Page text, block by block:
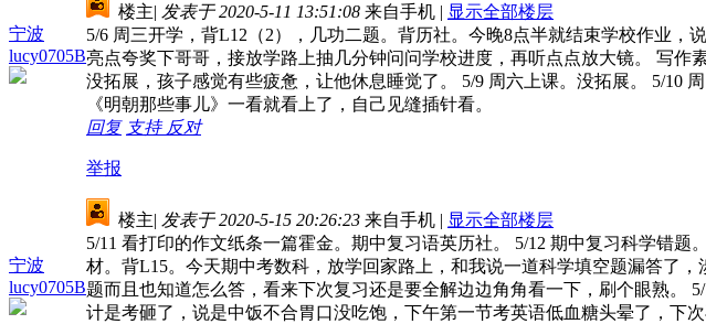
宁波
lucy0705B
楼主| 发表于 2020-5-11 13:51:08 来自手机 | 显示全部楼层
5/6 周三开学，背L12（2），几功二题。背历社。今晚8点半就结束学校作业
亮点夸奖下哥哥，接放学路上抽几分钟问问学校进度，再听点点放大镜。 写
没拓展，孩子感觉有些疲惫，让他休息睡觉了。 5/9 周六上课。没拓展。 5/10
《明朝那些事儿》一看就看上了，自己见缝插针看。
回复 支持 反对
举报
宁波
lucy0705B
楼主| 发表于 2020-5-15 20:26:23 来自手机 | 显示全部楼层
5/11 看打印的作文纸条一篇霍金。期中复习语英历社。 5/12 期中复习科学错
材。背L15。今天期中考数科，放学回家路上，和我说一道科学填空题漏答了
题而且也知道怎么答，看来下次复习还是要全解边边角角看一下，刷个眼熟。
计是考砸了，说是中饭不合胃口没吃饱，下午第一节考英语低血糖头晕了，下